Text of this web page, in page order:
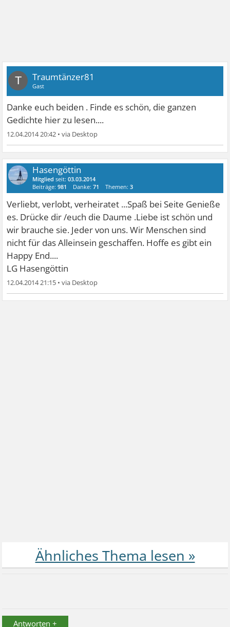
T Traumtänzer81
Gast
Danke euch beiden . Finde es schön, die ganzen
Gedichte hier zu lesen....
12.04.2014 20:42 •
Hasengöttin
Mitglied seit:03.03.2014
Beiträge:981 Danke:71 Themen:3
Verliebt, verlobt, verheiratet ...Spaß bei Seite Genieße
es. Drücke dir /euch die Daume .Liebe ist schön und
wir brauche sie. Jeder von uns. Wir Menschen sind
nicht für das Alleinsein geschaffen. Hoffe es gibt ein
Happy End....
LG Hasengöttin
12.04.2014 21:15 •
Antworten +